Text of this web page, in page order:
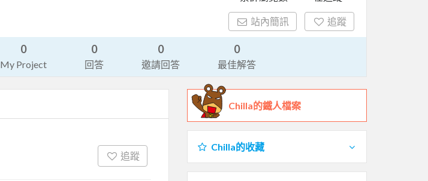
站內簡訊 追蹤
0
My Project
0
回答
0
邀請回答
0
最佳解答
追蹤
Chilla的鐵人檔案
Chilla的收藏